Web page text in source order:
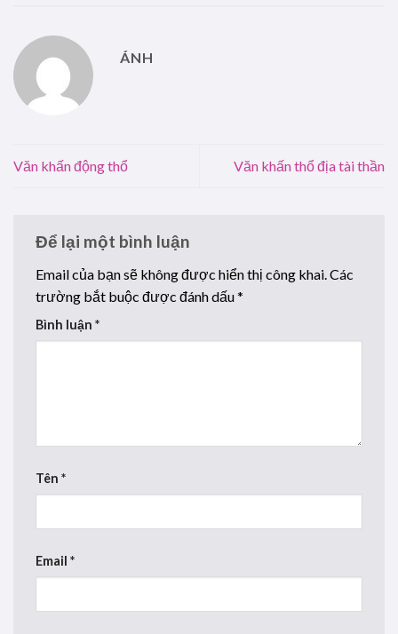
ÁNH
Văn khấn động thổ Văn khấn thổ địa tài thần
Để lại một bình luận
Email của bạn sẽ không được hiển thị công khai.Các
trường bắt buộc được đánh dấu*
Bình luận *
Tên *
Email *